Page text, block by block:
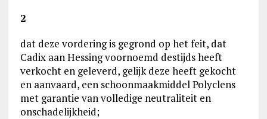
2
dat deze vordering is gegrond op het feit, dat
Cadix aan Hessing voornoemd destijds heeft
verkocht en geleverd, gelijk deze heeft gekocht
en aanvaard, een schoonmaakmiddel Polyclens
met garantie van volledige neutraliteit en
onschadelijkheid;